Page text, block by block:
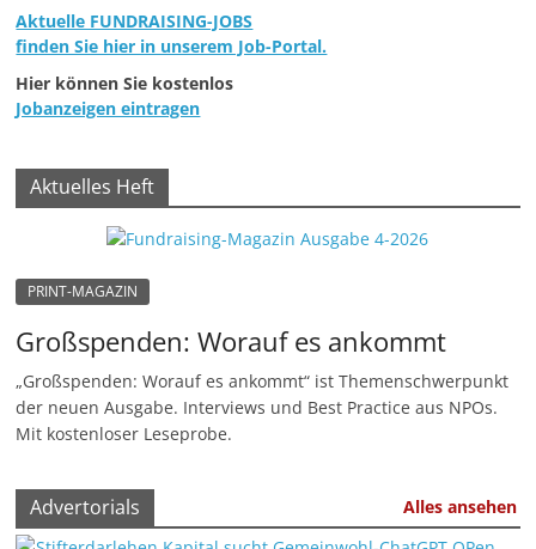
r
e
i
n
i
t
u
n
e
Aktuelle FUNDRAISING-JOBS
finden Sie hier in unserem Job-Portal.
Hier können Sie kostenlos
Jobanzeigen eintragen
Aktuelles Heft
PRINT-MAGAZIN
Großspenden: Worauf es ankommt
„Großspenden: Worauf es ankommt“ ist Themenschwerpunkt
der neuen Ausgabe. Interviews und Best Practice aus NPOs.
Mit kostenloser Leseprobe.
Advertorials Alles ansehen